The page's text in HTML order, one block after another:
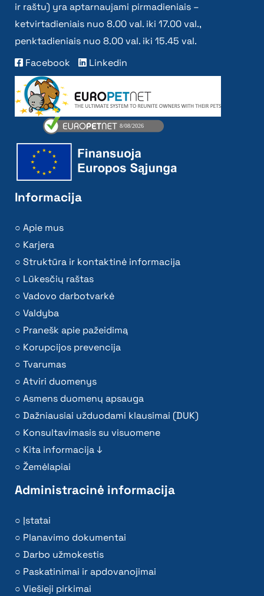
ir raštu) yra aptarnaujami pirmadieniais –
ketvirtadieniais nuo 8.00 val. iki 17.00 val.,
penktadieniais nuo 8.00 val. iki 15.45 val.
Facebook
Linkedin
Informacija
Apie mus
Karjera
Struktūra ir kontaktinė informacija
Lūkesčių raštas
Vadovo darbotvarkė
Valdyba
Pranešk apie pažeidimą
Korupcijos prevencija
Tvarumas
Atviri duomenys
Asmens duomenų apsauga
Dažniausiai užduodami klausimai (DUK)
Konsultavimasis su visuomene
Kita informacija ↓
Žemėlapiai
Administracinė informacija
Įstatai
Planavimo dokumentai
Darbo užmokestis
Paskatinimai ir apdovanojimai
Viešieji pirkimai